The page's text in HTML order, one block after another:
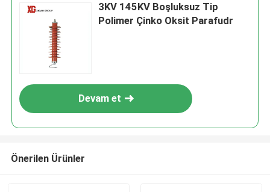
3KV 145KV Boşluksuz Tip
Polimer Çinko Oksit Parafudr
Devam et
Önerilen Ürünler